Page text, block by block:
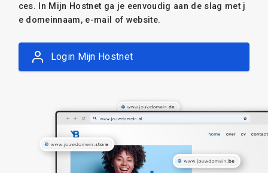
ces. In Mijn Hostnet ga je eenvoudig aan de slag met j
e domeinnaam, e-mail of website.
Login Mijn Hostnet